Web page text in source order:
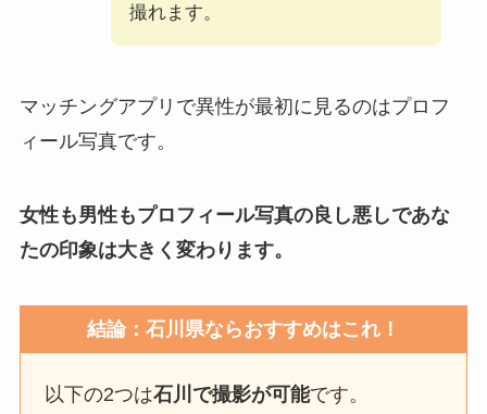
撮れます。
マッチングアプリで異性が最初に見るのはプロフ
ィール写真です。
女性も男性もプロフィール写真の良し悪しであな
たの印象は大きく変わります。
結論：石川県ならおすすめはこれ！
以下の2つは石川で撮影が可能です。